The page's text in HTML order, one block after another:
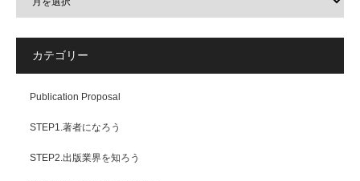
カテゴリー
Publication Proposal
STEP1.著者になろう
STEP2.出版業界を知ろう